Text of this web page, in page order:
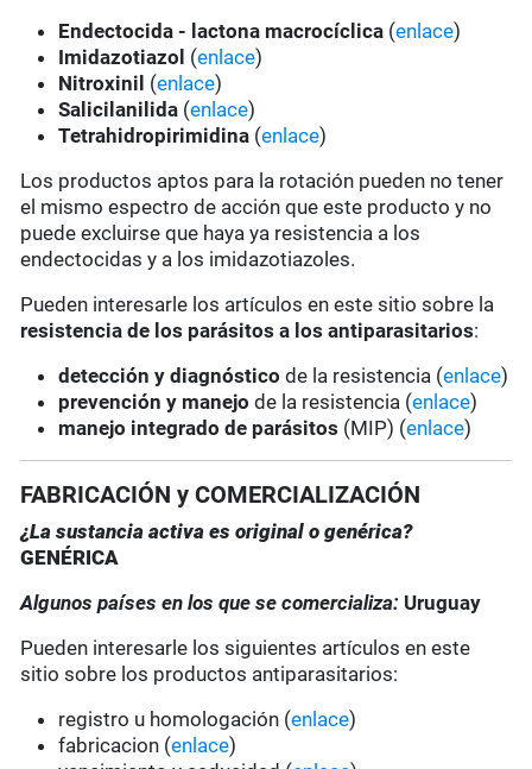
Endectocida - lactona macrocíclica (enlace)
Imidazotiazol (enlace)
Nitroxinil (enlace)
Salicilanilida (enlace)
Tetrahidropirimidina (enlace)
Los productos aptos para la rotación pueden no tener
el mismo espectro de acción que este producto y no
puede excluirse que haya ya resistencia a los
endectocidas y a los imidazotiazoles.
Pueden interesarle los artículos en este sitio sobre la
resistencia de los parásitos a los antiparasitarios:
detección y diagnóstico de la resistencia (enlace)
prevención y manejo de la resistencia (enlace)
manejo integrado de parásitos (MIP) (enlace)
FABRICACIÓN y COMERCIALIZACIÓN
¿La sustancia activa es original o genérica?
GENÉRICA
Algunos países en los que se comercializa: Uruguay
Pueden interesarle los siguientes artículos en este
sitio sobre los productos antiparasitarios:
registro u homologación (enlace)
fabricacion (enlace)